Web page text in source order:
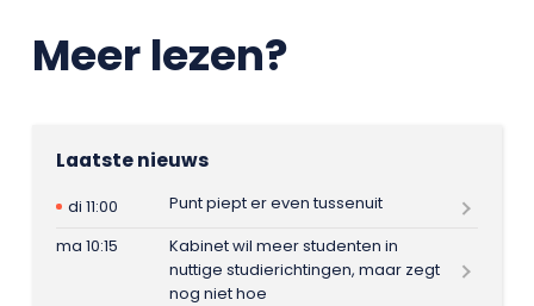
Meer lezen?
Laatste nieuws
di 11:00
Punt piept er even tussenuit
ma 10:15
Kabinet wil meer studenten in
nuttige studierichtingen, maar zegt
nog niet hoe